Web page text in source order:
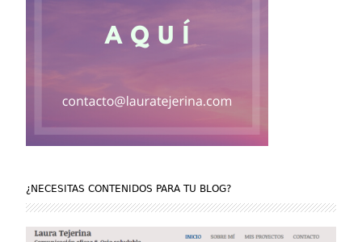
¿NECESITAS CONTENIDOS PARA TU BLOG?